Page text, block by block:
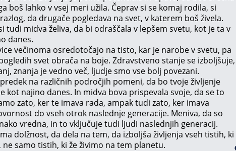
boš lahko v vsej meri užila. Čeprav si se komaj rodila, si
da drugače pogledava na svet, v katerem boš živela.
tudi midva želiva, da bi odraščala v lepšem svetu, kot je ta v
danes.
večinoma osredotočajo na tisto, kar je narobe v svetu, pa
svet obrača na boje. Zdravstveno stanje se izboljšuje,
znanja je vedno več, ljudje smo vse bolj povezani.
na različnih področjih pomeni, da bo tvoje življenje
kot najino danes. In midva bova prispevala svoje, da se to
zato, ker te imava rada, ampak tudi zato, ker imava
do vseh otrok naslednje generacije. Meniva, da so
vredna, in to vključuje tudi ljudi naslednjih generacij.
dolžnost, da dela na tem, da izboljša življenja vseh tistih, ki
samo tistih, ki že živimo na tem planetu.